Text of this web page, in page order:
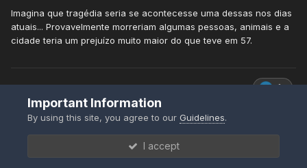
Imagina que tragédia seria se acontecesse uma dessas nos dias
atuais... Provavelmente morreriam algumas pessoas, animais e a
cidade teria um prejuízo muito maior do que teve em 57.
1
PostedJanuary 19, 2017 at 03:34 PM
Important Information
By using this site, you agree to ourGuidelines.
I accept